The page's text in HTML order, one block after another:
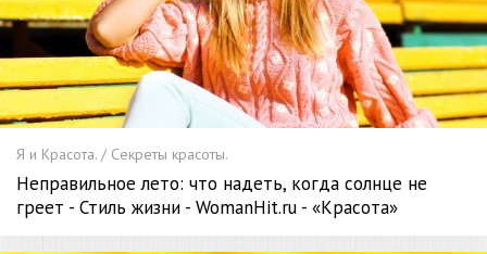
Я и Красота. / Секреты красоты.
Неправильное лето: что надеть, когда солнце не
греет - Стиль жизни - WomanHit.ru - «Красота»